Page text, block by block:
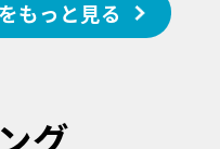
もっと見る